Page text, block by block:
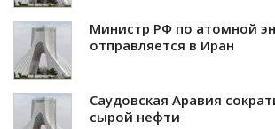
Министр РФ по атомной
отправляется в Иран
Саудовская Аравия
сырой нефти